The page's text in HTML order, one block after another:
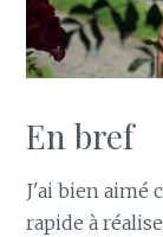
En bref
J'ai bien aimé
rapide à